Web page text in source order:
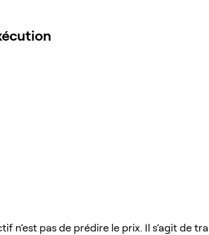
n’est pas de prédire le prix. Il s’agit de